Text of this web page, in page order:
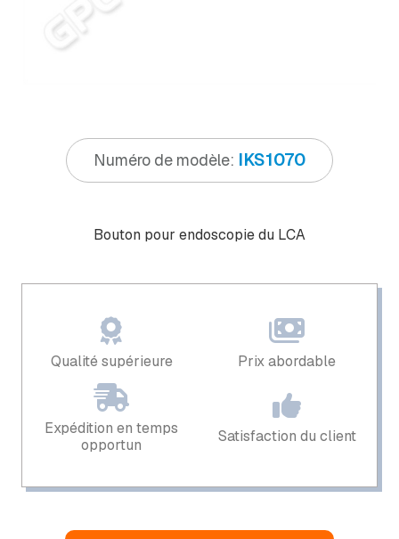
Numéro de modèle: IKS1070
Bouton pour endoscopie du LCA
Qualité supérieure Prix ​​abordable
Expédition en temps
opportun
Satisfaction du client